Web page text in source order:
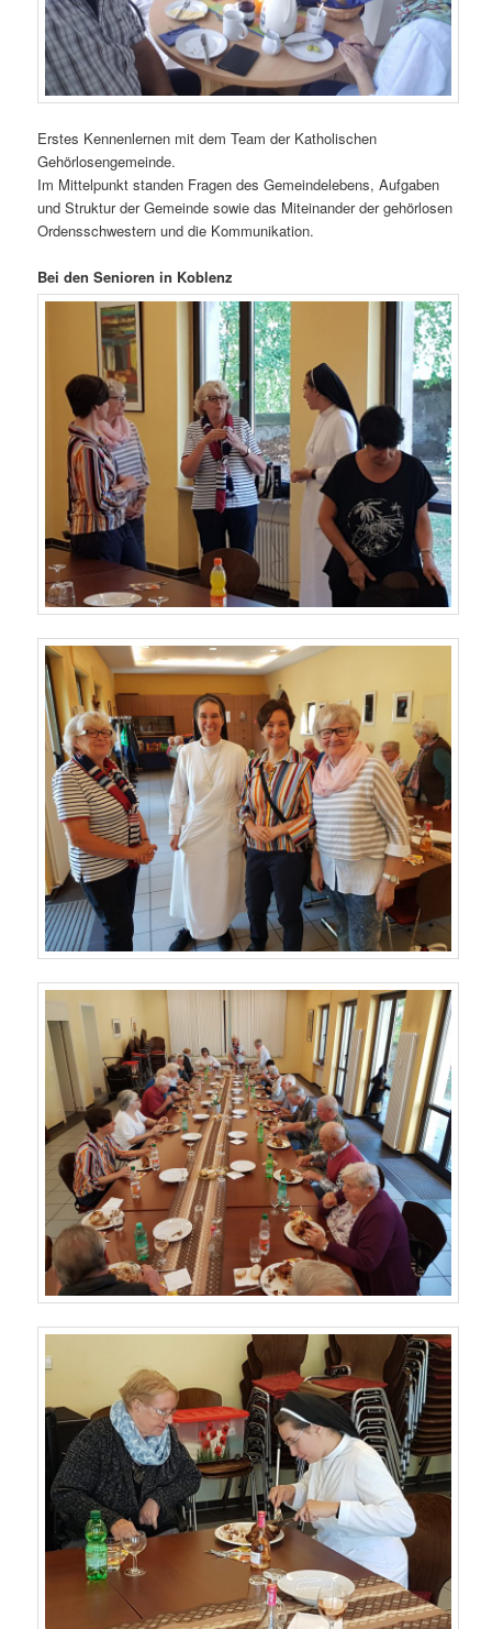
Erstes Kennenlernen mit dem Team der Katholischen
Gehörlosengemeinde.
Im Mittelpunkt standen Fragen des Gemeindelebens, Aufgaben
und Struktur der Gemeinde sowie das Miteinander der gehörlosen
Ordensschwestern und die Kommunikation.
Bei den Senioren in Koblenz